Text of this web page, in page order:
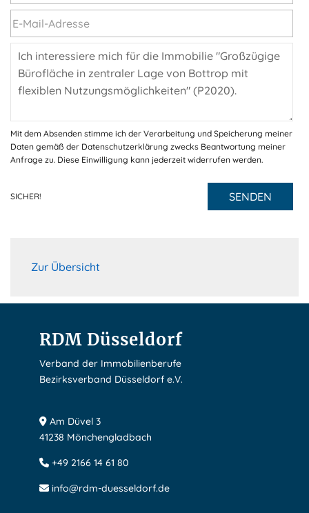
Mit dem Absenden stimme ich der Verarbeitung und Speicherung meiner
Daten gemäß der Datenschutzerklärung zwecks Beantwortung meiner
Anfrage zu. Diese Einwilligung kann jederzeit widerrufen werden.
SICHER! SENDEN
Zur Übersicht
RDM Düsseldorf
Verband der Immobilienberufe
Bezirksverband Düsseldorf e.V.
Am Düvel 3
41238 Mönchengladbach
+49 2166 14 61 80
info@rdm-duesseldorf.de